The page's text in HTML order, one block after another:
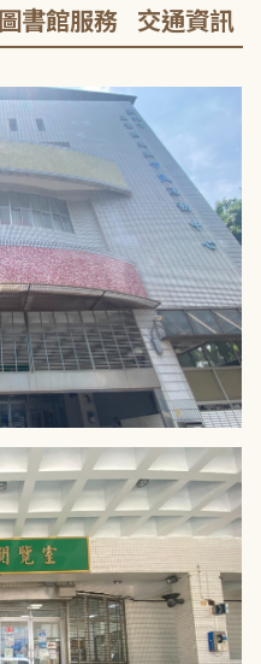
圖書館服務 交通資訊